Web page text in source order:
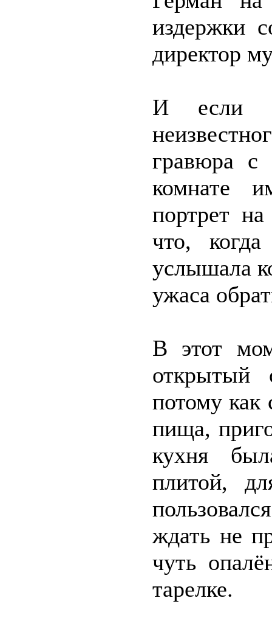
издержки
директор
И если в
гравюра с
комнате
портрет
что,
услышала
ужаса
В этот
открытый
потому как
пища,
кухня
плитой,
ждать не
чуть
тарелке.